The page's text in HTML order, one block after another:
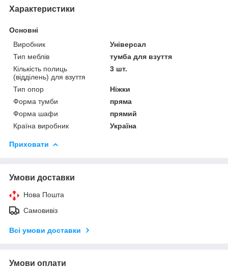
Характеристики
Основні
Виробник
Універсал
Тип меблів
тумба для взуття
Кількість полиць
(відділень) для взуття
3 шт.
Тип опор
Ніжки
Форма тумби
пряма
Форма шафи
прямий
Країна виробник
Україна
Приховати
Умови доставки
Нова Пошта
Самовивіз
Всі умови доставки
Умови оплати